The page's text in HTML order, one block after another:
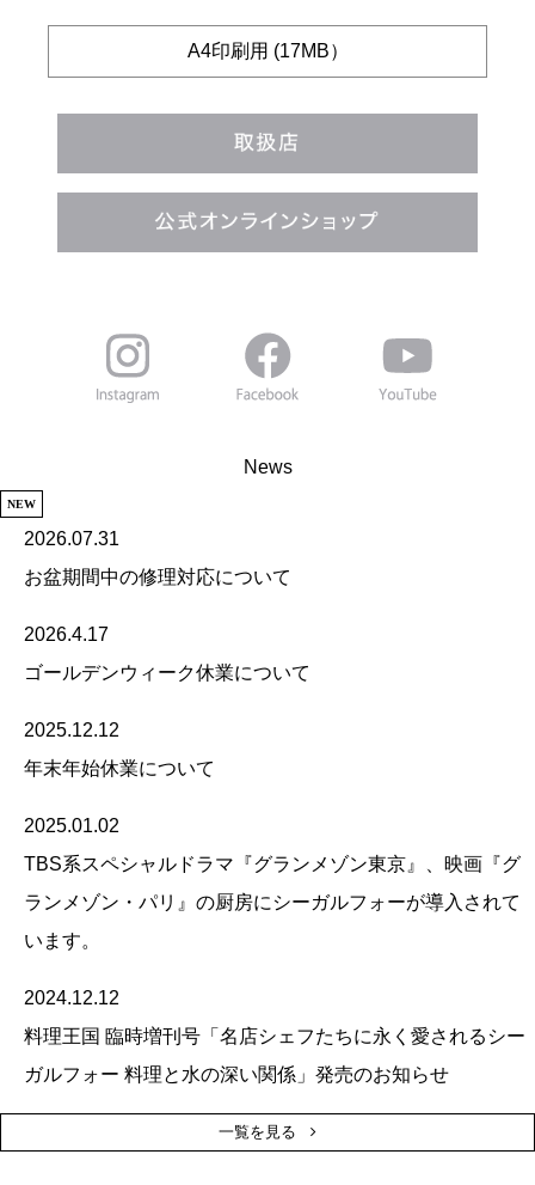
A4印刷用 (17MB）
News
NEW
2026.07.31
お盆期間中の修理対応について
2026.4.17
ゴールデンウィーク休業について
2025.12.12
年末年始休業について
2025.01.02
TBS系スペシャルドラマ『グランメゾン東京』、映画『グ
ランメゾン・パリ』の厨房にシーガルフォーが導入されて
います。
2024.12.12
料理王国 臨時増刊号「名店シェフたちに永く愛されるシー
ガルフォー 料理と水の深い関係」発売のお知らせ
一覧を見る